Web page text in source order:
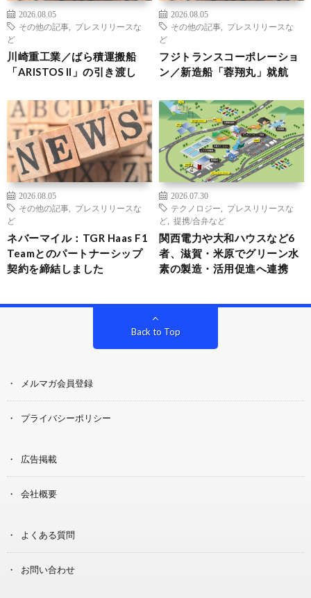
2026.08.05
その他の記事
プレスリリースな
ど
川崎重工業／ばら積運搬船
「ARISTOS II」の引き渡し
2026.08.05
その他の記事
プレスリリースな
ど
フジトランスコーポレーショ
ン／新造船「蓉翔丸」就航
2026.08.05
その他の記事
プレスリリースな
ど
ネバーマイル：TGR Haas F1
Teamとのパートナーシップ
契約を締結しました
2026.07.30
テクノロジー
プレスリリースな
ど
提携/合弁など
関西電力や大和ハウスなど6
者、滋賀・米原でグリーン水
素の製造・活用促進へ連携
Back to Top
メルマガ会員登録
プライバシーポリシー
広告掲載
会社概要
よくある質問
お問い合わせ